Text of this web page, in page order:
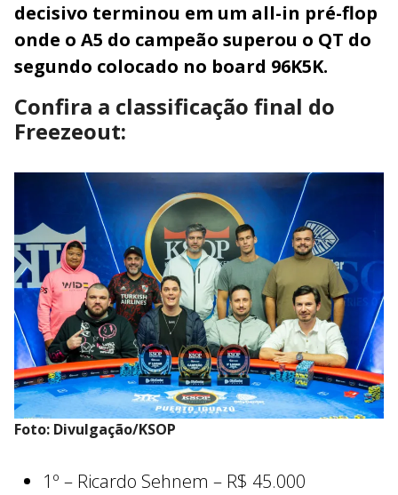
decisivo terminou em um all-in pré-flop
onde o A5 do campeão superou o QT do
segundo colocado no board 96K5K.
Confira a classificação final do
Freezeout:
Foto: Divulgação/KSOP
1º – Ricardo Sehnem – R$ 45.000